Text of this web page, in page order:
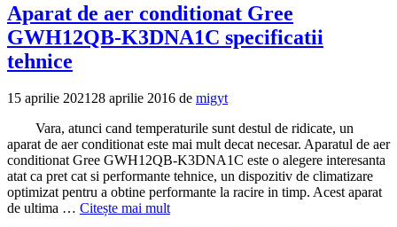
Aparat de aer conditionat Gree
GWH12QB-K3DNA1C specificatii
tehnice
15 aprilie 202128 aprilie 2016 de migyt
Vara, atunci cand temperaturile sunt destul de ridicate, un
aparat de aer conditionat este mai mult decat necesar. Aparatul de aer
conditionat Gree GWH12QB-K3DNA1C este o alegere interesanta
atat ca pret cat si performante tehnice, un dispozitiv de climatizare
optimizat pentru a obtine performante la racire in timp. Acest aparat
de ultima … Citește mai mult